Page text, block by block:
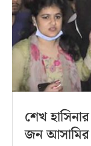
শেখ
জন আসামির